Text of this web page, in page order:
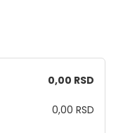
0,00 RSD
0,00 RSD